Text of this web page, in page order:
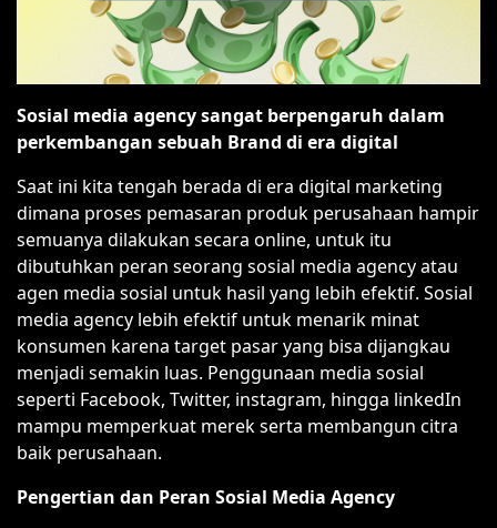
Sosial media agency sangat berpengaruh dalam
perkembangan sebuah Brand di era digital
Saat ini kita tengah berada di era digital marketing
dimana proses pemasaran produk perusahaan hampir
semuanya dilakukan secara online, untuk itu
dibutuhkan peran seorang sosial media agency atau
agen media sosial untuk hasil yang lebih efektif. Sosial
media agency lebih efektif untuk menarik minat
konsumen karena target pasar yang bisa dijangkau
menjadi semakin luas. Penggunaan media sosial
seperti Facebook, Twitter, instagram, hingga linkedIn
mampu memperkuat merek serta membangun citra
baik perusahaan.
Pengertian dan Peran Sosial Media Agency